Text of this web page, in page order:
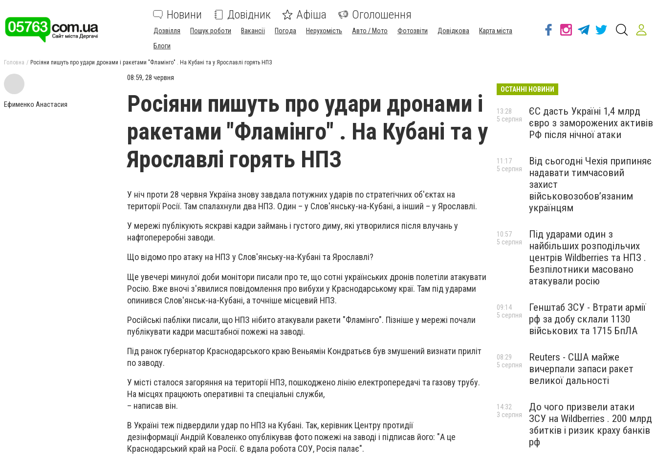
Новини Довідник Афіша Оголошення
Дозвілля Пошук роботи Вакансії Погода Нерухомість Авто / Мото Фотозвіти Довідкова
Карта міста
Блоги
Головна Росіяни пишуть про удари дронами і ракетами "Фламінго" . На Кубані та у Ярославлі горять НПЗ
Ефименко Анастасия
08:59, 28 червня
Росіяни пишуть про удари дронами і
ракетами "Фламінго" . На Кубані та у
Ярославлі горять НПЗ
У ніч проти 28 червня Україна знову завдала потужних ударів по стратегічних об'єктах на
території Росії. Там спалахнули два НПЗ. Один – у Cлов'янську-на-Кубані, а інший – у Ярославлі.
У мережі публікують яскраві кадри займань і густого диму, які утворилися після влучань у
нафтопереробні заводи.
Що відомо про атаку на НПЗ у Слов'янську-на-Кубані та Ярославлі?
Ще увечері минулої доби монітори писали про те, що сотні українських дронів полетіли атакувати
Росію. Вже вночі з'явилися повідомлення про вибухи у Краснодарському краї. Там під ударами
опинився Слов'янськ-на-Кубані, а точніше місцевий НПЗ.
Російські пабліки писали, що НПЗ нібито атакували ракети "Фламінго". Пізніше у мережі почали
публікувати кадри масштабної пожежі на заводі.
Під ранок губернатор Краснодарського краю Веньямін Кондратьєв був змушений визнати приліт
по заводу.
У місті сталося загоряння на території НПЗ, пошкоджено лінію електропередачі та газову трубу.
На місцях працюють оперативні та спеціальні служби,
– написав він.
В Україні теж підвердили удар по НПЗ на Кубані. Так, керівник Центру протидії
дезінформації Андрій Коваленко опублікував фото пожежі на заводі і підписав його: "А це
Краснодарський край на Росії. Є вдала робота СОУ, Росія палає".
ОСТАННІ НОВИНИ
ЄС дасть Україні 1,4 млрд
євро з заморожених активів
РФ після нічної атаки
13:28
5 серпня
Від сьогодні Чехія припиняє
надавати тимчасовий
захист
військовозобов’язаним
українцям
11:17
5 серпня
Під ударами один з
найбільших розподільчих
центрів Wildberries та НПЗ .
Безпілотники масовано
атакували росію
10:57
5 серпня
Генштаб ЗСУ - Втрати армії
рф за добу склали 1130
військових та 1715 БпЛА
09:14
5 серпня
Reuters - США майже
вичерпали запаси ракет
великої дальності
08:29
5 серпня
До чого призвели атаки
ЗСУ на Wildberries . 200 млрд
збитків і ризик краху банків
рф
14:32
3 серпня